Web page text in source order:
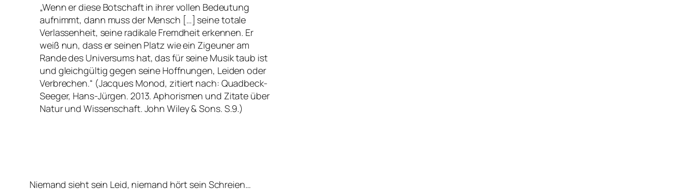
„Wenn er diese Botschaft in ihrer vollen Bedeutung
aufnimmt, dann muss der Mensch […] seine totale
Verlassenheit, seine radikale Fremdheit erkennen. Er
weiß nun, dass er seinen Platz wie ein Zigeuner am
Rande des Universums hat, das für seine Musik taub ist
und gleichgültig gegen seine Hoffnungen, Leiden oder
Verbrechen.“ (Jacques Monod, zitiert nach: Quadbeck-
Seeger, Hans-Jürgen. 2013. Aphorismen und Zitate über
Natur und Wissenschaft. John Wiley & Sons. S.9.)
Niemand sieht sein Leid, niemand hört sein Schreien…